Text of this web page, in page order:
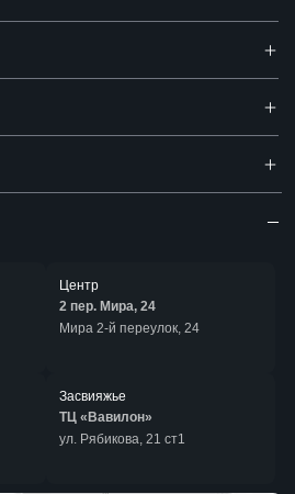
Центр
2 пер. Мира, 24
Мира 2-й переулок, 24
Засвияжье
ТЦ «Вавилон»
ул. Рябикова, 21 ст1